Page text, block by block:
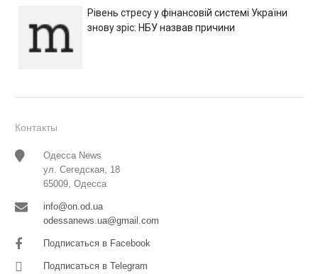
Рівень стресу у фінансовій системі України
знову зріс: НБУ назвав причини
Контакты
Одесса News
ул. Сегедская, 18
65009, Одесса
info@on.od.ua
odessanews.ua@gmail.com
Подписаться в Facebook
Подписаться в Telegram